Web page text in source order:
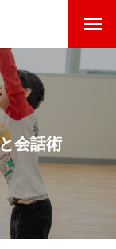
会話術